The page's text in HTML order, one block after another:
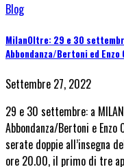
Blog
MilanOltre: 29 e 30
Abbondanza/Bertoni ed Enzo
Settembre 27, 2022
29 e 30 settembre: a
Abbondanza/Bertoni e Enzo
serate doppie all’insegna
ore 20.00, il primo di tre